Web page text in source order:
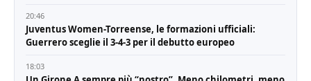
20:46
Juventus Women-Torreense, le formazioni ufficiali:
Guerrero sceglie il 3-4-3 per il debutto europeo
18:03